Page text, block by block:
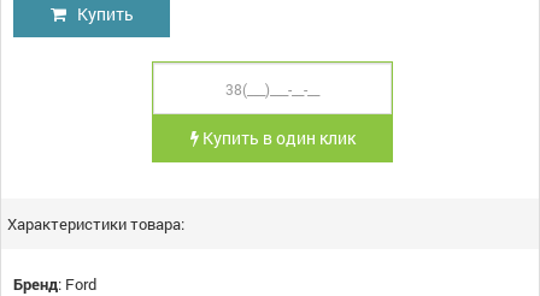
Купить
Купить в один клик
Характеристики товара:
Бренд: Ford